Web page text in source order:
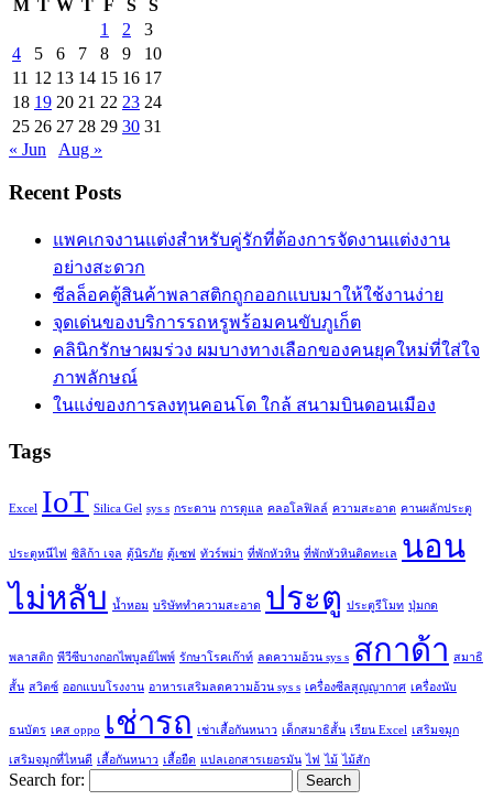
M T W T F S
S
1
2
3
4
5 6 7 8 9
10
11 12 13 14 15 16 17
18 19 20 21 22 23 24
25 26 27 28 29 30 31
« Jun
Aug »
Recent Posts
แพคเกจงานแต่งสำหรับคู่รักที่ต้องการจัดงานแต่งงาน
อย่างสะดวก
ซีลล็อคตู้สินค้าพลาสติกถูกออกแบบมาให้ใช้งานง่าย
จุดเด่นของบริการรถหรูพร้อมคนขับภูเก็ต
คลินิกรักษาผมร่วง ผมบางทางเลือกของคนยุคใหม่ที่ใส่ใจ
ภาพลักษณ์
ในแง่ของการลงทุนคอนโด ใกล้ สนามบินดอนเมือง
Tags
Excel IoT Silica Gel sys s กระดาน การดูแล คลอโลฟิลล์ ความสะอาด คานผลักประตู
ประตูหนีไฟ ซิลิก้า เจล ตู้นิรภัย ตู้เซฟ ทัวร์พม่า ที่พักหัวหิน ที่พักหัวหินติดทะเล นอน
ไม่หลับ น้ำหอม บริษัททำความสะอาด ประตู ประตูรีโมท ปุ่มกด
พลาสติก พีวีซีบางกอกไพบูลย์ไพพ์ รักษาโรคเก๊าท์ ลดความอ้วน sys s สกาด้า สมาธิ
สั้น สวิตซ์ ออกแบบโรงงาน อาหารเสริมลดความอ้วน sys s เครื่องซีลสูญญากาศ เครื่องนับ
ธนบัตร เคส oppo เช่ารถ เช่าเสื้อกันหนาว เด็กสมาธิสั้น เรียน Excel เสริมจมูก
เสริมจมูกที่ไหนดี เสื้อกันหนาว เสื้อยืด แปลเอกสารเยอรมัน ไฟ ไม้ ไม้สัก
Search for: